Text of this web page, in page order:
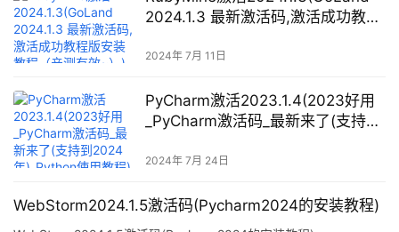
2024.1.3 最新激活码,激活成功教程
2024年 7月 11日
PyCharm激活2023.1.4(2023好用
_PyCharm激活码_最新来了(支持到
2024年 7月 24日
WebStorm2024.1.5激活码(Pycharm2024的安装教程)